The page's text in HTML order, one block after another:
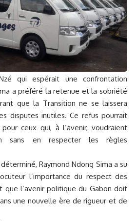
qui espérait une confrontation
a préféré la retenue et la sobriété
que la Transition ne se laissera
disputes inutiles. Ce refus pourrait
ceux qui, à l’avenir, voudraient
sans en respecter les règles
Raymond Ndong Sima a su
l’importance du respect des
que l’avenir politique du Gabon doit
une nouvelle ère de rigueur et de